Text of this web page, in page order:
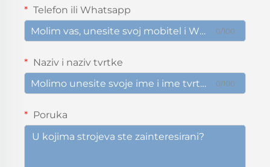
Telefon ili Whatsapp
0/100
Naziv i naziv tvrtke
0/100
Poruka